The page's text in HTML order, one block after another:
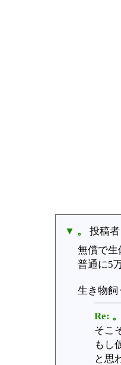
▼ 。 投稿者
無償で生
普通に5
生き物飼
Re: 。
そこ
もし
と思